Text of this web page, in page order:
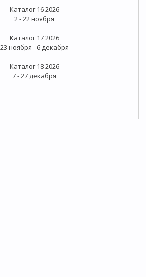
Каталог 16 2026
2 - 22 ноября
Каталог 17 2026
23 ноября - 6 декабря
Каталог 18 2026
7 - 27 декабря